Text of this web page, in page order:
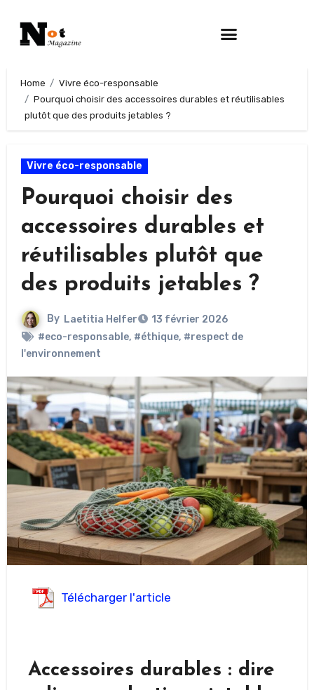
Home
Vivre éco-responsable
Pourquoi choisir des accessoires durables et réutilisables
plutôt que des produits jetables ?
Vivre éco-responsable
Pourquoi choisir des
accessoires durables et
réutilisables plutôt que
des produits jetables ?
By Laetitia Helfer
13 février 2026
#eco-responsable, #éthique, #respect de
l'environnement
Télécharger l'article
Accessoires durables : dire